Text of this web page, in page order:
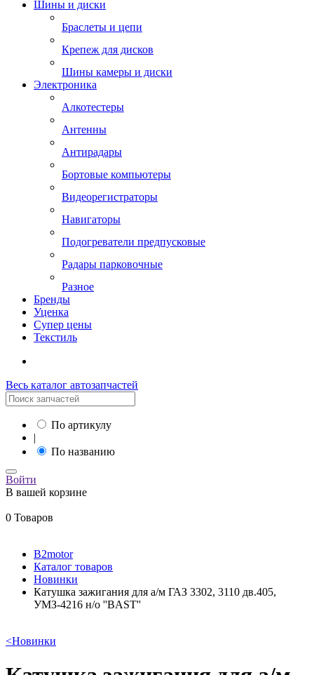
Шины и диски
Браслеты и цепи
Крепеж для дисков
Шины камеры и диски
Электроника
Алкотестеры
Антенны
Антирадары
Бортовые компьютеры
Видеорегистраторы
Навигаторы
Подогреватели предпусковые
Радары парковочные
Разное
Бренды
Уценка
Супер цены
Текстиль
Весь каталог автозапчастей
По артикулу
|
По названию
Войти
В вашей корзине
0 Товаров
B2motor
Каталог товаров
Новинки
Катушка зажигания для а/м ГАЗ 3302, 3110 дв.405,
УМЗ-4216 н/о ''BAST''
<Новинки